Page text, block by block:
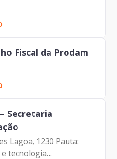
Fiscal da Prodam
Secretaria
Lagoa, 1230 Pauta:
tecnologia